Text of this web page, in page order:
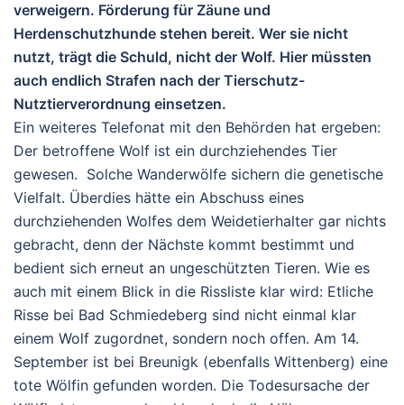
verweigern. Förderung für Zäune und
Herdenschutzhunde stehen bereit. Wer sie nicht
nutzt, trägt die Schuld, nicht der Wolf. Hier müssten
auch endlich Strafen nach der Tierschutz-
Nutztierverordnung einsetzen.
Ein weiteres Telefonat mit den Behörden hat ergeben:
Der betroffene Wolf ist ein durchziehendes Tier
gewesen. Solche Wanderwölfe sichern die genetische
Vielfalt. Überdies hätte ein Abschuss eines
durchziehenden Wolfes dem Weidetierhalter gar nichts
gebracht, denn der Nächste kommt bestimmt und
bedient sich erneut an ungeschützten Tieren. Wie es
auch mit einem Blick in die Rissliste klar wird: Etliche
Risse bei Bad Schmiedeberg sind nicht einmal klar
einem Wolf zugordnet, sondern noch offen. Am 14.
September ist bei Breunigk (ebenfalls Wittenberg) eine
tote Wölfin gefunden worden. Die Todesursache der